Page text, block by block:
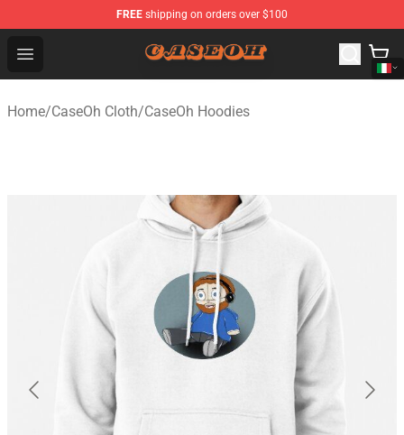
FREE shipping on orders over $100
Open menu
CaseOh Shop - Official CaseOh Merchandise Store
Home/CaseOh Cloth/CaseOh Hoodies